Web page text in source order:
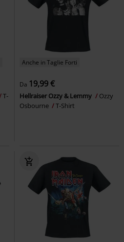
T-
Anche in Taglie Forti
Da 19,99 €
Hellraiser Ozzy & Lemmy
Ozzy
Osbourne
T-Shirt